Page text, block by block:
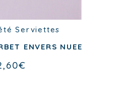
Serviettes
ENVERS NUEE
€